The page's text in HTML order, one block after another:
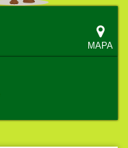
MAPA